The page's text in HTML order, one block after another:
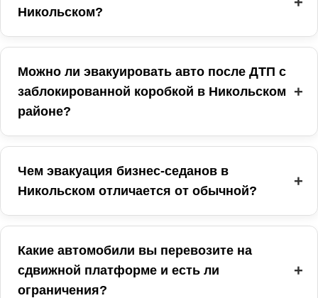
Никольском?
Можно ли эвакуировать авто после ДТП с
заблокированной коробкой в Никольском
районе?
Чем эвакуация бизнес‑седанов в
Никольском отличается от обычной?
Какие автомобили вы перевозите на
сдвижной платформе и есть ли
ограничения?